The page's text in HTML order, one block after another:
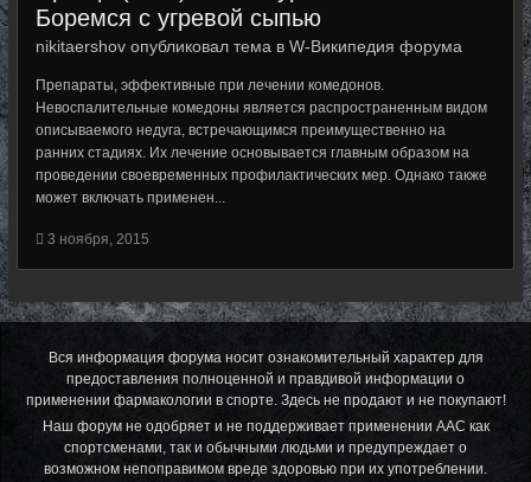
Боремся с угревой сыпью
nikitaershov опубликовал тема в W-Википедия форума
Препараты, эффективные при лечении комедонов.
Невоспалительные комедоны является распространенным видом
описываемого недуга, встречающимся преимущественно на
ранних стадиях. Их лечение основывается главным образом на
проведении своевременных профилактических мер. Однако также
может включать применен...
3 ноября, 2015
Вся информация форума носит ознакомительный характер для
предоставления полноценной и правдивой информации о
применении фармакологии в спорте. Здесь не продают и не покупают!
Наш форум не одобряет и не поддерживает применении ААС как
спортсменами, так и обычными людьми и предупреждает о
возможном непоправимом вреде здоровью при их употреблении.